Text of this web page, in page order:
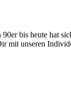
bis heute hat
mit unseren